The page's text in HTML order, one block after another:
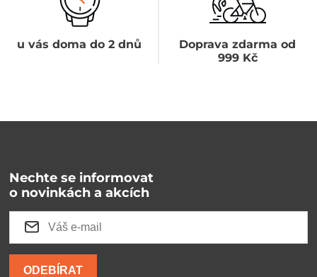
u vás doma do 2 dnů
Doprava zdarma od
999 Kč
Nechte se informovat
o novinkách a akcích
ODEBÍRAT